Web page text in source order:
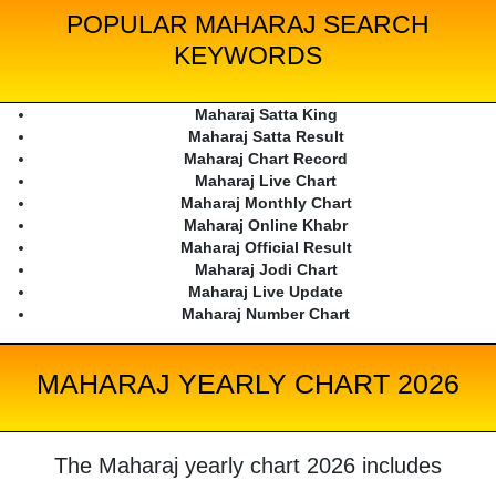
POPULAR MAHARAJ SEARCH
KEYWORDS
Maharaj Satta King
Maharaj Satta Result
Maharaj Chart Record
Maharaj Live Chart
Maharaj Monthly Chart
Maharaj Online Khabr
Maharaj Official Result
Maharaj Jodi Chart
Maharaj Live Update
Maharaj Number Chart
MAHARAJ YEARLY CHART 2026
The Maharaj yearly chart 2026 includes